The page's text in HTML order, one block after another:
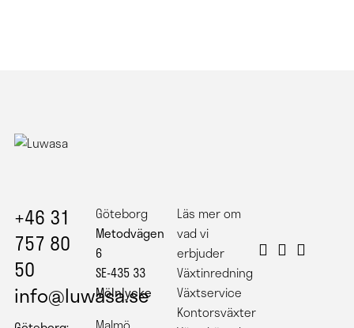
+46 31
757 80
50
info@luwasa.se
Göteborg
Metodvägen
6
SE-435 33
Mölnlycke
Läs mer om
vad vi
erbjuder
Växtinredning
Växtservice
Kontorsväxter